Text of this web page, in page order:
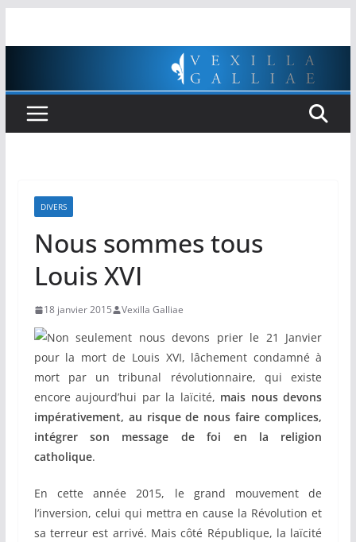
DIVERS
Nous sommes tous
Louis XVI
18 janvier 2015 Vexilla Galliae
Non seulement nous devons prier le 21 Janvier
pour la mort de Louis XVI, lâchement condamné à
mort par un tribunal révolutionnaire, qui existe
encore aujourd’hui par la laïcité, mais nous devons
impérativement, au risque de nous faire complices,
intégrer son message de foi en la religion
catholique.
En cette année 2015, le grand mouvement de
l’inversion, celui qui mettra en cause la Révolution et
sa terreur est arrivé. Mais côté République, la laïcité